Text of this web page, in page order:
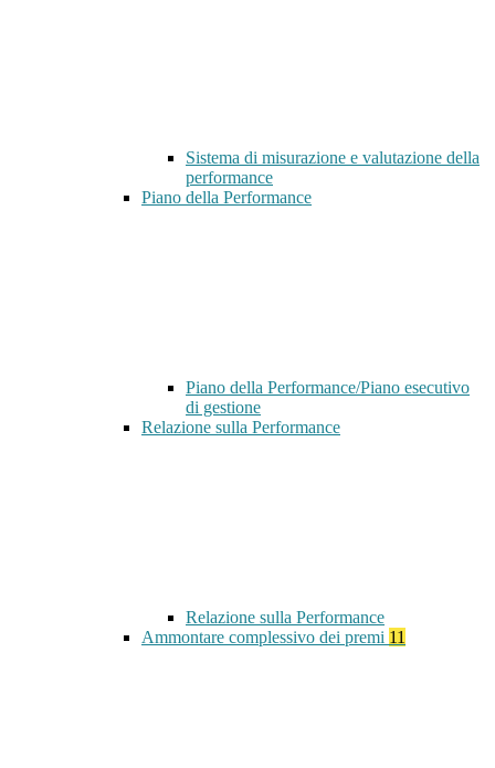
Sistema di misurazione e valutazione della
performance
Piano della Performance
Piano della Performance/Piano esecutivo
di gestione
Relazione sulla Performance
Relazione sulla Performance
Ammontare complessivo dei premi 11